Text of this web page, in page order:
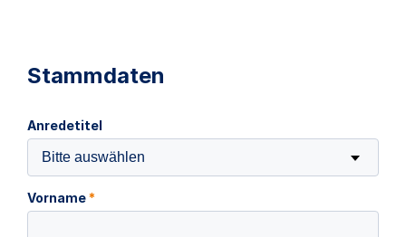
Stammdaten
Anredetitel
Bitte auswählen
Vorname*